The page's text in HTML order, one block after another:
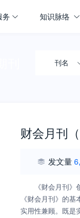
务 知识脉络
刊名
财会月刊
发文量
《财会月刊
《财会月刊》的
实用性兼顾。既是